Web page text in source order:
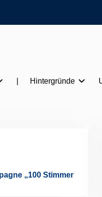
Hintergründe
„100 Stimmen für